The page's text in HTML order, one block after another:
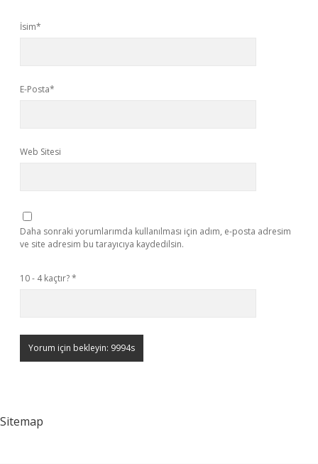
İsim*
E-Posta*
Web Sitesi
Daha sonraki yorumlarımda kullanılması için adım, e-posta adresim
ve site adresim bu tarayıcıya kaydedilsin.
10 - 4 kaçtır?*
Sitemap